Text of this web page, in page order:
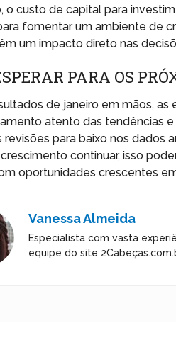
o custo de capital para
fomentar um ambiente de
um impacto direto nas
PARA OS
de janeiro em mãos,
atento das tendências
revisões para baixo nos dados
continuar, isso
oportunidades crescentes
Vanessa Almeida
Especialista com vasta
equipe do site